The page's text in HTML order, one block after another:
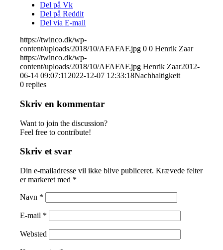
Del på Vk
Del på Reddit
Del via E-mail
https://twinco.dk/wp-
content/uploads/2018/10/AFAFAF.jpg 0 0 Henrik Zaar
https://twinco.dk/wp-
content/uploads/2018/10/AFAFAF.jpg Henrik Zaar2012-
06-14 09:07:11 2022-12-07 12:33:18Nachhaltigkeit
0 replies
Skriv en kommentar
Want to join the discussion?
Feel free to contribute!
Skriv et svar
Din e-mailadresse vil ikke blive publiceret. Krævede felter
er markeret med *
Navn *
E-mail *
Websted